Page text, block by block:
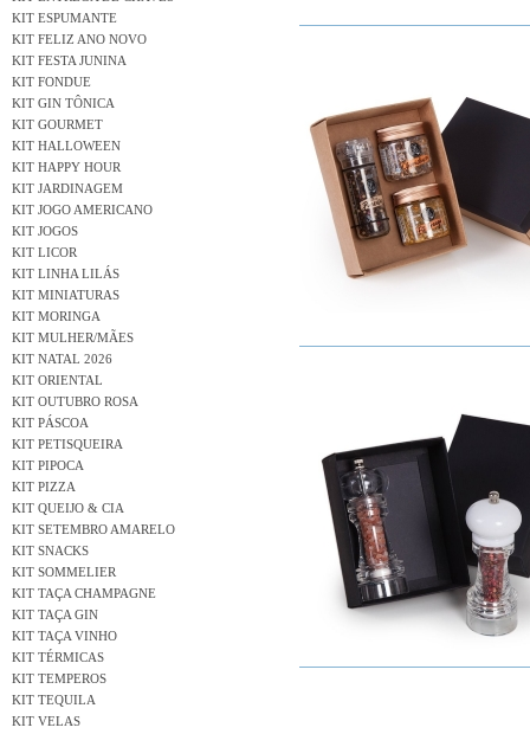
KIT ESPUMANTE
KIT FELIZ ANO NOVO
KIT FESTA JUNINA
KIT FONDUE
KIT GIN TÔNICA
KIT GOURMET
KIT HALLOWEEN
KIT HAPPY HOUR
KIT JARDINAGEM
KIT JOGO AMERICANO
KIT JOGOS
KIT LICOR
KIT LINHA LILÁS
KIT MINIATURAS
KIT MORINGA
KIT MULHER/MÃES
KIT NATAL 2026
KIT ORIENTAL
KIT OUTUBRO ROSA
KIT PÁSCOA
KIT PETISQUEIRA
KIT PIPOCA
KIT PIZZA
KIT QUEIJO & CIA
KIT SETEMBRO AMARELO
KIT SNACKS
KIT SOMMELIER
KIT TAÇA CHAMPAGNE
KIT TAÇA GIN
KIT TAÇA VINHO
KIT TÉRMICAS
KIT TEMPEROS
KIT TEQUILA
KIT VELAS